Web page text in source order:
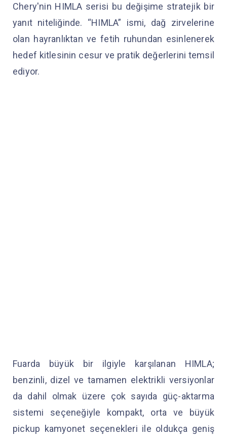
Chery'nin HIMLA serisi bu değişime stratejik bir
yanıt niteliğinde. “HIMLA” ismi, dağ zirvelerine
olan hayranlıktan ve fetih ruhundan esinlenerek
hedef kitlesinin cesur ve pratik değerlerini temsil
ediyor.
Fuarda büyük bir ilgiyle karşılanan HIMLA;
benzinli, dizel ve tamamen elektrikli versiyonlar
da dahil olmak üzere çok sayıda güç-aktarma
sistemi seçeneğiyle kompakt, orta ve büyük
pickup kamyonet seçenekleri ile oldukça geniş